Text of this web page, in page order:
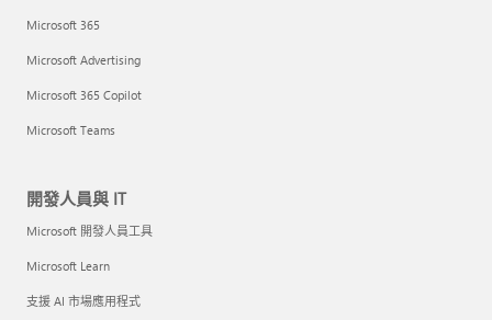
Microsoft 365
Microsoft Advertising
Microsoft 365 Copilot
Microsoft Teams
開發人員與 IT
Microsoft 開發人員工具
Microsoft Learn
支援 AI 市場應用程式